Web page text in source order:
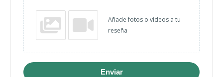
Añade fotos o vídeos a tu
reseña
Enviar